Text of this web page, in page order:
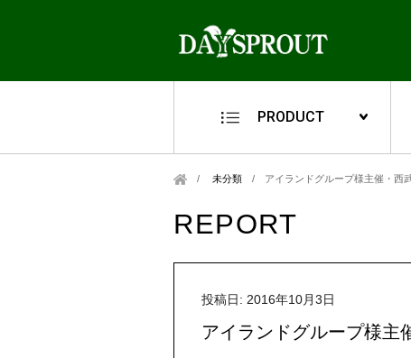
PRODUCT
未分類 / アイランドグループ様主催・西
REPORT
投稿日: 2016年10月3日
アイランドグループ様主